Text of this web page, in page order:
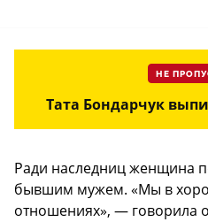
НЕ
Тата Бондарчук
Ради наследниц женщина
бывшим мужем. «Мы в
отношениях», — говорила